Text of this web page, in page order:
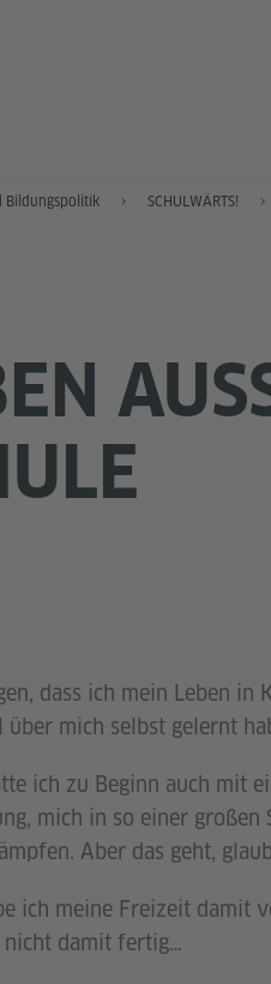
Bildungspolitik SCHULWÄRTS!
dass ich mein Leben
mich selbst gelernt
ich zu Beginn auch mit
mich in so einer großen
Aber das geht,
ich meine Freizeit damit
nicht damit fertig…